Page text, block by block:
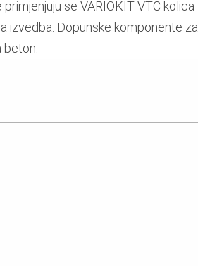
se VARIOKIT VTC kolica
izvedba. Dopunske komponente za